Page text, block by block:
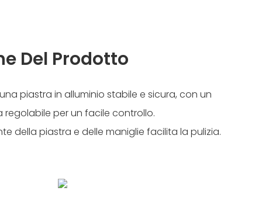
Del Prodotto
piastra in alluminio stabile e sicura, con un
per un facile controllo.
della piastra e delle maniglie facilita la pulizia.